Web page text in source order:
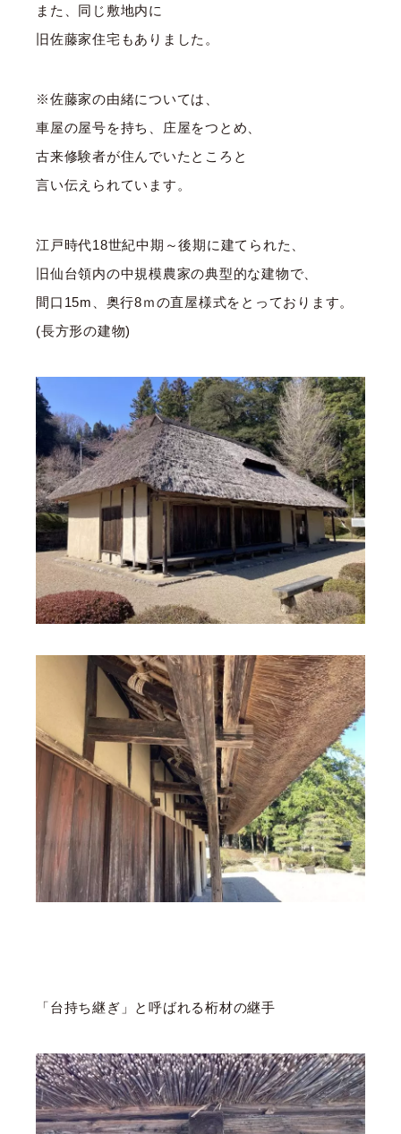
また、同じ敷地内に
旧佐藤家住宅もありました。
※佐藤家の由緒については、
車屋の屋号を持ち、庄屋をつとめ、
古来修験者が住んでいたところと
言い伝えられています。
江戸時代18世紀中期～後期に建てられた、
旧仙台領内の中規模農家の典型的な建物で、
間口15m、奥行8ｍの直屋様式をとっております。
(長方形の建物)
「台持ち継ぎ」と呼ばれる桁材の継手